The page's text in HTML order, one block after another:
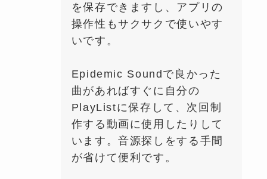
を保存できますし、アプリの
操作性もサクサクで使いやす
いです。
Epidemic Soundで良かった
曲があればすぐに自分の
PlayListに保存して、次回制
作する動画に使用したりして
います。音源探しをする手間
が省けて便利です。